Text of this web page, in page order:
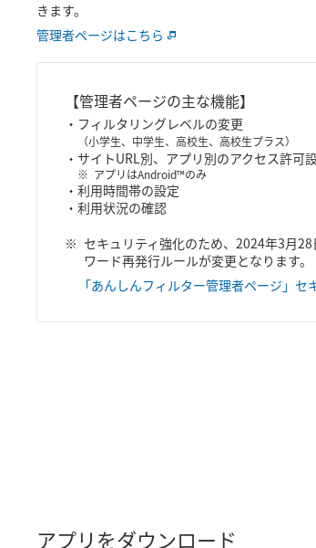
きます。
管理者ページはこちら
【管理者ページの主な機能】
フィルタリングレベルの変更
（小学生、中学生、高校生、高校生プラス）
サイトURL別、アプリ別のアクセス許可
アプリはAndroid™のみ
利用時間帯の設定
利用状況の確認
セキュリティ強化のため、2024年3月
ワード再発行ルールが変更となります。
「あんしんフィルター管理者ページ」
アプリをダウンロード